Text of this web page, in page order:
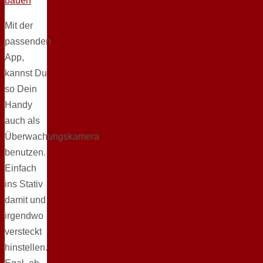
Mit der
passenden
App,
kannst Du
so Dein
Handy
auch als
Überwachungskamera
benutzen.
Einfach
ins Stativ
damit und
irgendwo
versteckt
hinstellen.